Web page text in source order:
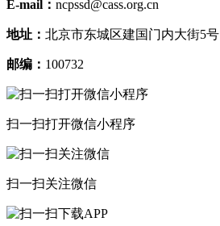
E-mail： ncpssd@cass.org.cn
地址： 北京市东城区建国门内大街5号
邮编： 100732
扫一扫打开微信小程序
扫一扫关注微信